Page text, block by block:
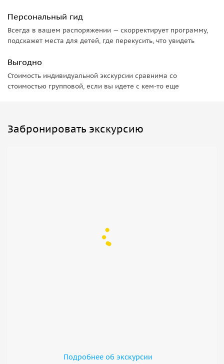
Персональный гид
Всегда в вашем распоряжении — скорректирует программу,
подскажет места для детей, где перекусить, что увидеть
Выгодно
Стоимость индивидуальной экскурсии сравнима со
стоимостью групповой, если вы идете с кем-то еще
Забронировать экскурсию
Подробнее об экскурсии